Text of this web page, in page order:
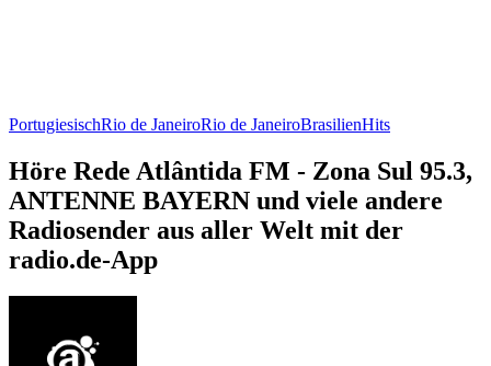
PortugiesischRio de JaneiroRio de JaneiroBrasilienHits
Höre Rede Atlântida FM - Zona Sul 95.3,
ANTENNE BAYERN und viele andere
Radiosender aus aller Welt mit der
radio.de-App